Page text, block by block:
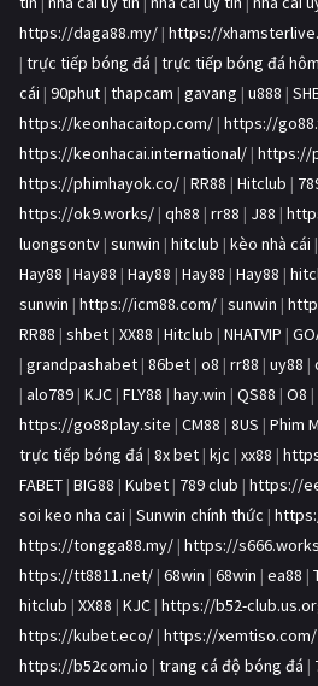
https://daga88.my/ | https://
| trực tiếp bóng đá | trực tiếp bóng đá
cái | 90phut | thapcam | gavang | u888 |
https://keonhacaitop.com/ | https://
https://keonhacai.international/ | https://
https://phimhayok.co/ | RR88 | Hitclub |
https://ok9.works/ | qh88 | rr88 | J88 |
luongsontv | sunwin | hitclub | kèo nhà cái |
Hay88 | Hay88 | Hay88 | Hay88 | Hay88 |
sunwin | https://icm88.com/ | sunwin |
RR88 | shbet | XX88 | Hitclub | NHATVIP |
| grandpashabet | 86bet | o8 | rr88 | uy88 |
| alo789 | KJC | FLY88 | hay.win | QS88 | O8 |
https://go88play.site | CM88 | 8US | Phim
trực tiếp bóng đá | 8x bet | kjc | xx88 |
FABET | BIG88 | Kubet | 789 club | https://
soi keo nha cai | Sunwin chính thức |
https://tongga88.my/ | https://
https://tt8811.net/ | 68win | 68win | ea88 |
hitclub | XX88 | KJC | https://b52-
https://kubet.eco/ | https://xemtiso.com/
https://b52com.io | trang cá độ bóng đá |